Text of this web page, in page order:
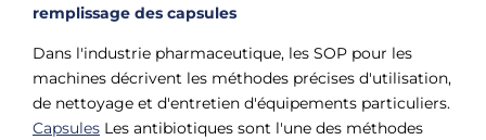
remplissage des capsules
Dans l'industrie pharmaceutique, les SOP pour les
machines décrivent les méthodes précises d'utilisation,
de nettoyage et d'entretien d'équipements particuliers.
Capsules Les antibiotiques sont l'une des méthodes